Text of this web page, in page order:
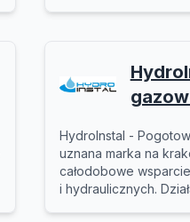
HydroInstal -
uznana marka na
całodobowe
i hydraulicznych.